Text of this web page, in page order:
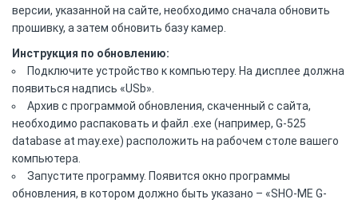
версии, указанной на сайте, необходимо сначала обновить
прошивку, а затем обновить базу камер.
Инструкция по обновлению:
Подключите устройство к компьютеру. На дисплее должна
появиться надпись «USb».
Архив с программой обновления, скаченный c сайта,
необходимо распаковать и файл .exe (например, G-525
database at may.exe) расположить на рабочем столе вашего
компьютера.
Запустите программу. Появится окно программы
обновления, в котором должно быть указано – «SHO-ME G-